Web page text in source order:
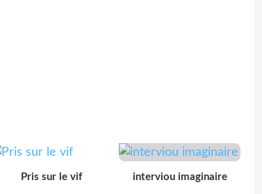
Pris sur le vif interviou imaginaire